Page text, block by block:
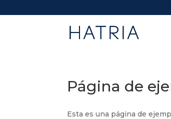
Página de
Esta es una página de